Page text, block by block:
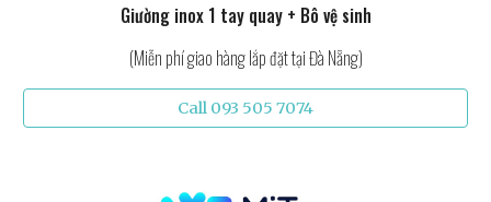
Giường inox 1 tay quay + Bô vệ sinh
(Miễn phí giao hàng lắp đặt tại Đà Nẵng)
Call 093 505 7074